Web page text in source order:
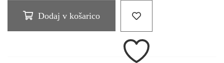
Dodaj v košarico